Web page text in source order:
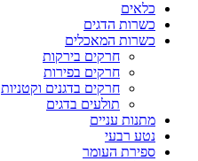
כלאים
כשרות הדגים
כשרות המאכלים
חרקים בירקות
חרקים בפירות
חרקים בדגנים וקטניות
תולעים בדגים
מתנות עניים
נטע רבעי
ספירת העומר